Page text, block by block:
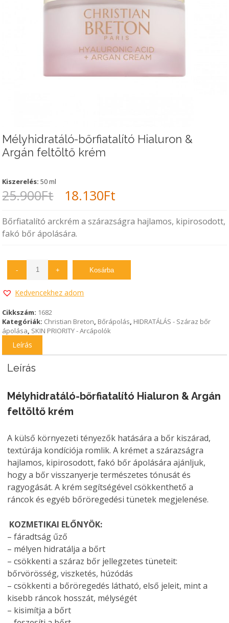
Mélyhidratáló-bőrfiatalító Hialuron &
Argán feltöltő krém
Kiszerelés: 50 ml
25.900Ft
Original
price
was:
18.130Ft
price
Bőrfiatalító arckrém a szárazságra hajlamos, kipirosodott,
fakó bőr ápolására.
- + Kosárba
Kedvencekhez adom
Cikkszám: 1682
Kategóriák: Christian Breton, Bőrápolás, HIDRATÁLÁS - Száraz bőr
ápolása, SKIN PRIORITY - Arcápolók
Leírás
Leírás
Mélyhidratáló-bőrfiatalító Hialuron & Argán
feltöltő krém
A külső környezeti tényezők hatására a bőr kiszárad,
textúrája kondíciója romlik. A krémet a szárazságra
hajlamos, kipirosodott, fakó bőr ápolására ajánljuk,
hogy a bőr visszanyerje természetes tónusát és
ragyogását. A krém segítségével csökkenthető a
ráncok és egyéb bőröregedési tünetek megjelenése.
KOZMETIKAI ELŐNYÖK:
– fáradtság űző
– mélyen hidratálja a bőrt
– csökkenti a száraz bőr jellegzetes tüneteit:
bőrvörösség, viszketés, húzódás
– csökkenti a bőröregedés látható, első jeleit, mint a
kisebb ráncok hosszát, mélységét
– kisimítja a bőrt